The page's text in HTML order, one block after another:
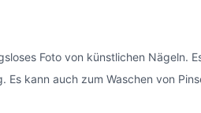
Foto von künstlichen Nägeln.
kann auch zum Waschen von